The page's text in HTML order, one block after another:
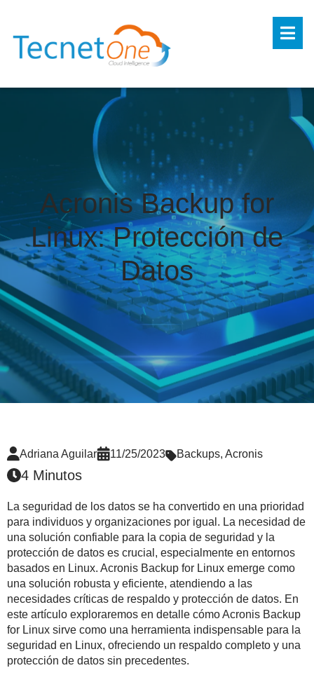
Acronis Backup for
Linux: Protección de
Datos
Adriana Aguilar 11/25/2023 Backups, Acronis
4 Minutos
La seguridad de los datos se ha convertido en una prioridad
para individuos y organizaciones por igual. La necesidad de
una solución confiable para la copia de seguridad y la
protección de datos es crucial, especialmente en entornos
basados en Linux. Acronis Backup for Linux emerge como
una solución robusta y eficiente, atendiendo a las
necesidades críticas de respaldo y protección de datos. En
este artículo exploraremos en detalle cómo Acronis Backup
for Linux sirve como una herramienta indispensable para la
seguridad en Linux, ofreciendo un respaldo completo y una
protección de datos sin precedentes.